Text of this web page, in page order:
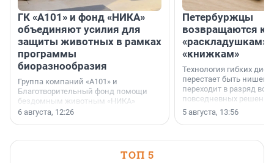
ГК «А101» и фонд «НИКА»
объединяют усилия для
защиты животных в рамках
программы
биоразнообразия
Группа компаний «А101» и
Благотворительный фонд помощи
бездомным животным «НИКА»
заключили соглашение о
6 августа, 12:26
Петербуржцы
возвращаются к
«раскладушкам»
«книжкам»
Технология гибких
перестает быть
переходит в разряд
повседневных
5 августа, 13:56
ТОП 5